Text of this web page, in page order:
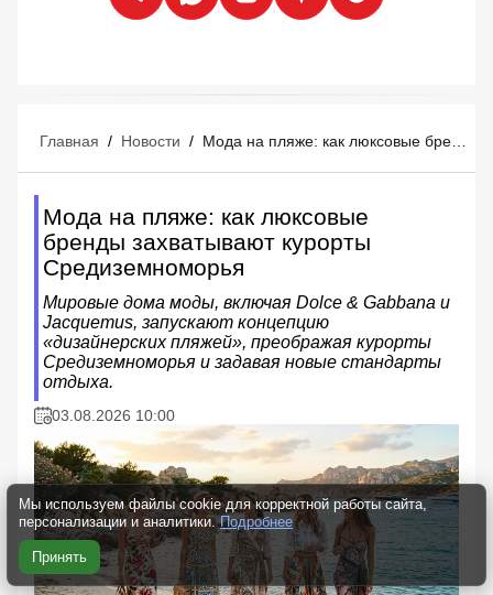
Главная / Новости / Мода на пляже: как люксовые бренды захватывают курорты Средиземноморья
Мода на пляже: как люксовые
бренды захватывают курорты
Средиземноморья
Мировые дома моды, включая Dolce & Gabbana и
Jacquemus, запускают концепцию
«дизайнерских пляжей», преображая курорты
Средиземноморья и задавая новые стандарты
отдыха.
03.08.2026 10:00
Мы используем файлы cookie для корректной работы сайта,
персонализации и аналитики. Подробнее
Принять